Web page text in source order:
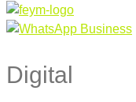
Digital